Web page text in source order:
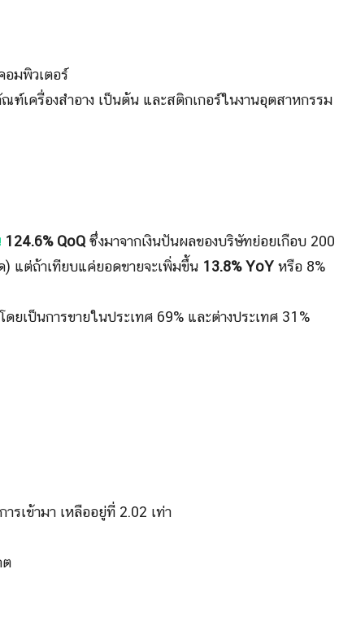
อมพิวเตอร์
เครื่องสำอาง เป็นต้น และสติกเกอร์ในงานอุตสาหกรรม
124.6% QoQ ซึ่งมาจากเงินปันผลของบริษัทย่อยเกือบ 200
แต่ถ้าเทียบแค่ยอดขายจะเพิ่มขึ้น 13.8% YoY หรือ 8%
ดยเป็นการขายในประเทศ 69% และต่างประเทศ 31%
รเข้ามา เหลืออยู่ที่ 2.02 เท่า
ต